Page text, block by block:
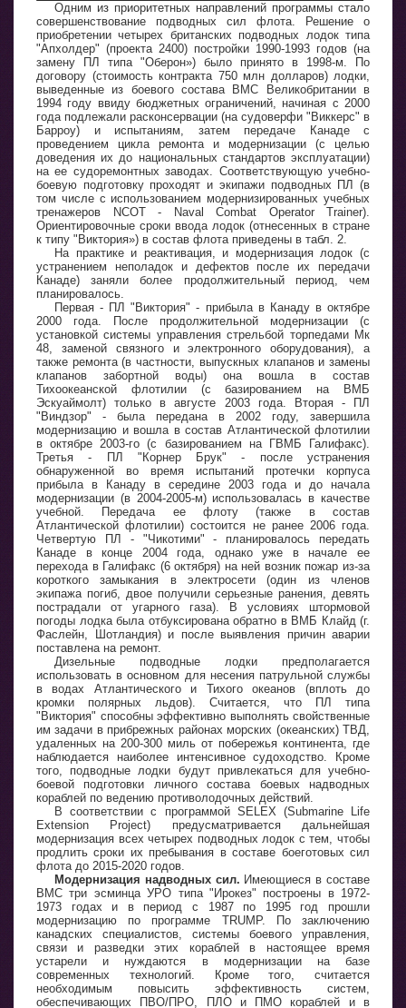
Одним из приоритетных направлений программы стало
совершенствование подводных сил флота. Решение о
приобретении четырех британских подводных лодок типа
"Апхолдер" (проекта 2400) постройки 1990-1993 годов (на
замену ПЛ типа "Оберон») было принято в 1998-м. По
договору (стоимость контракта 750 млн долларов) лодки,
выведенные из боевого состава ВМС Великобритании в
1994 году ввиду бюджетных ограничений, начиная с 2000
года подлежали расконсервации (на судоверфи "Виккерс" в
Барроу) и испытаниям, затем передаче Канаде с
проведением цикла ремонта и модернизации (с целью
доведения их до национальных стандартов эксплуатации)
на ее судоремонтных заводах. Соответствующую учебно-
боевую подготовку проходят и экипажи подводных ПЛ (в
том числе с использованием модернизированных учебных
тренажеров NCOT - Naval Combat Operator Trainer).
Ориентировочные сроки ввода лодок (отнесенных в стране
к типу "Виктория») в состав флота приведены в табл. 2.
На практике и реактивация, и модернизация лодок (с
устранением неполадок и дефектов после их передачи
Канаде) заняли более продолжительный период, чем
планировалось.
Первая - ПЛ "Виктория" - прибыла в Канаду в октябре
2000 года. После продолжительной модернизации (с
установкой системы управления стрельбой торпедами Мк
48, заменой связного и электронного оборудования), а
также ремонта (в частности, выпускных клапанов и замены
клапанов забортной воды) она вошла в состав
Тихоокеанской флотилии (с базированием на ВМБ
Эскуаймолт) только в августе 2003 года. Вторая - ПЛ
"Виндзор" - была передана в 2002 году, завершила
модернизацию и вошла в состав Атлантической флотилии
в октябре 2003-го (с базированием на ГВМБ Галифакс).
Третья - ПЛ "Корнер Брук" - после устранения
обнаруженной во время испытаний протечки корпуса
прибыла в Канаду в середине 2003 года и до начала
модернизации (в 2004-2005-м) использовалась в качестве
учебной. Передача ее флоту (также в состав
Атлантической флотилии) состоится не ранее 2006 года.
Четвертую ПЛ - "Чикотими" - планировалось передать
Канаде в конце 2004 года, однако уже в начале ее
перехода в Галифакс (6 октября) на ней возник пожар из-за
короткого замыкания в электросети (один из членов
экипажа погиб, двое получили серьезные ранения, девять
пострадали от угарного газа). В условиях штормовой
погоды лодка была отбуксирована обратно в ВМБ Клайд (г.
Фаслейн, Шотландия) и после выявления причин аварии
поставлена на ремонт.
Дизельные подводные лодки предполагается
использовать в основном для несения патрульной службы
в водах Атлантического и Тихого океанов (вплоть до
кромки полярных льдов). Считается, что ПЛ типа
"Виктория" способны эффективно выполнять свойственные
им задачи в прибрежных районах морских (океанских) ТВД,
удаленных на 200-300 миль от побережья континента, где
наблюдается наиболее интенсивное судоходство. Кроме
того, подводные лодки будут привлекаться для учебно-
боевой подготовки личного состава боевых надводных
кораблей по ведению противолодочных действий.
В соответствии с программой SELEX (Submarine Life
Extension Project) предусматривается дальнейшая
модернизация всех четырех подводных лодок с тем, чтобы
продлить сроки их пребывания в составе боеготовых сил
флота до 2015-2020 годов.
Модернизация надводных сил. Имеющиеся в составе
ВМС три эсминца УРО типа "Ирокез" построены в 1972-
1973 годах и в период с 1987 по 1995 год прошли
модернизацию по программе TRUMP. По заключению
канадских специалистов, системы боевого управления,
связи и разведки этих кораблей в настоящее время
устарели и нуждаются в модернизации на базе
современных технологий. Кроме того, считается
необходимым повысить эффективность систем,
обеспечивающих ПВО/ПРО, ПЛО и ПМО кораблей и в